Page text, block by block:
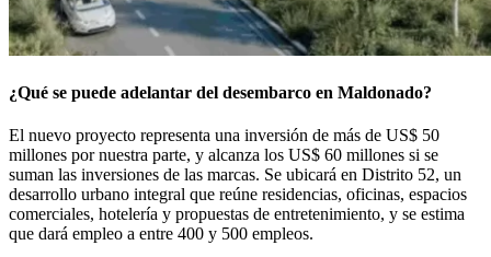
¿Qué se puede adelantar del desembarco en Maldonado?
El nuevo proyecto representa una inversión de más de US$ 50
millones por nuestra parte, y alcanza los US$ 60 millones si se
suman las inversiones de las marcas. Se ubicará en Distrito 52, un
desarrollo urbano integral que reúne residencias, oficinas, espacios
comerciales, hotelería y propuestas de entretenimiento, y se estima
que dará empleo a entre 400 y 500 empleos.